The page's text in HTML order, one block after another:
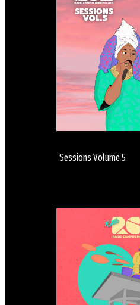
Sessions Volume 5